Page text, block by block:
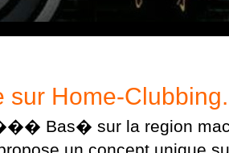
sur Home-
sur la region